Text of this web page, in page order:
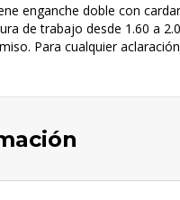
enganche doble con
de trabajo desde 1.60 a
Para cualquier